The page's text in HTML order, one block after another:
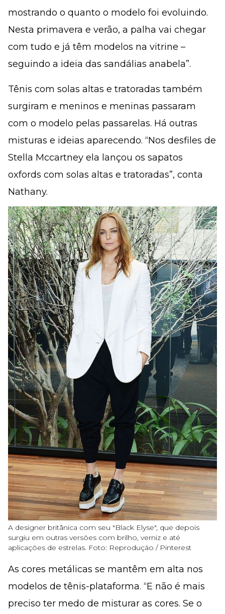
mostrando o quanto o modelo foi evoluindo.
Nesta primavera e verão, a palha vai chegar
com tudo e já têm modelos na vitrine –
seguindo a ideia das sandálias anabela”.
Tênis com solas altas e tratoradas também
surgiram e meninos e meninas passaram
com o modelo pelas passarelas. Há outras
misturas e ideias aparecendo. “Nos desfiles de
Stella Mccartney ela lançou os sapatos
oxfords com solas altas e tratoradas”, conta
Nathany.
A designer britânica com seu "Black Elyse", que depois
surgiu em outras versões com brilho, verniz e até
aplicações de estrelas. Foto: Reprodução / Pinterest
As cores metálicas se mantêm em alta nos
modelos de tênis-plataforma. “E não é mais
preciso ter medo de misturar as cores. Se o